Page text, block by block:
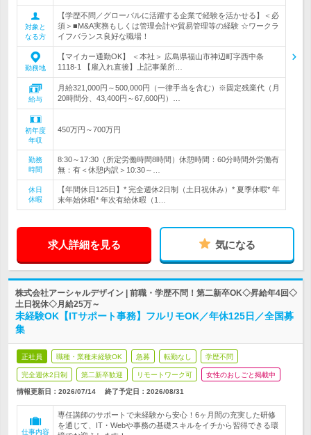
対象と
なる方
【学歴不問／グローバルに活躍する企業で経験を活かせる】＜必
須＞■M&A実務もしくは管理会計や貿易管理等の経験 ☆ワークラ
イフバランス良好な職場！
勤務地
【マイカー通勤OK】 ＜本社＞ 広島県福山市神辺町字西中条
1118-1 【雇入れ直後】上記事業所…
給与
月給321,000円～500,000円（一律手当を含む）※固定残業代（月
20時間分、43,400円～67,600円）…
初年度
年収
450万円～700万円
勤務
時間
8:30～17:30（所定労働時間8時間）休憩時間：60分時間外労働有
無：有＜休憩内訳＞10:30～…
休日
休暇
【年間休日125日】* 完全週休2日制（土日祝休み）* 夏季休暇* 年
末年始休暇* 年次有給休暇（1…
求人詳細を見る 気になる
株式会社アーシャルデザイン | 前職・学歴不問！第二新卒OK◇昇給年4回◇
土日祝休◇月給25万～
未経験OK【ITサポート事務】フルリモOK／年休125日／全国募
集
正社員 職種・業種未経験OK 急募 転勤なし 学歴不問
完全週休2日制 第二新卒歓迎 リモートワーク可 女性のおしごと掲載中
情報更新日：2026/07/14 終了予定日： 2026/08/31
仕事内容
専任講師のサポートで未経験から安心！6ヶ月間の充実した研修
を通じて、IT・Webや事務の基礎スキルをイチから習得できる環